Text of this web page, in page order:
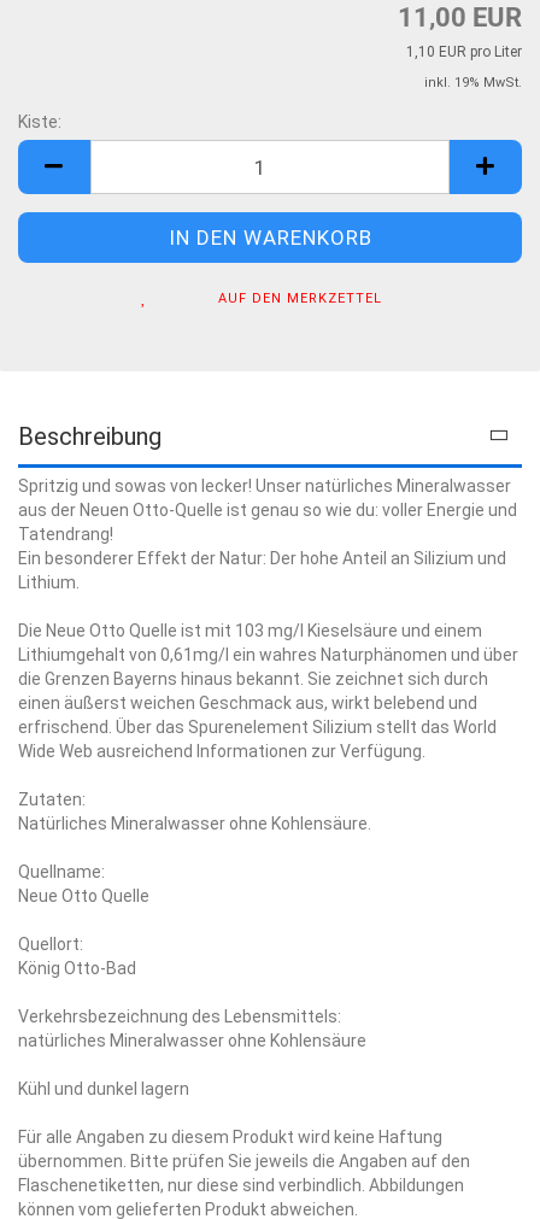
11,00 EUR
1,10 EUR pro Liter
inkl. 19% MwSt.
Kiste:
Kiste
AUF DEN MERKZETTEL
Beschreibung
Spritzig und sowas von lecker! Unser natürliches Mineralwasser
aus der Neuen Otto-Quelle ist genau so wie du: voller Energie und
Tatendrang!
Ein besonderer Effekt der Natur: Der hohe Anteil an Silizium und
Lithium.
Die Neue Otto Quelle ist mit 103 mg/l Kieselsäure und einem
Lithiumgehalt von 0,61mg/l ein wahres Naturphänomen und über
die Grenzen Bayerns hinaus bekannt. Sie zeichnet sich durch
einen äußerst weichen Geschmack aus, wirkt belebend und
erfrischend. Über das Spurenelement Silizium stellt das World
Wide Web ausreichend Informationen zur Verfügung.
Zutaten:
Natürliches Mineralwasser ohne Kohlensäure.
Quellname:
Neue Otto Quelle
Quellort:
König Otto-Bad
Verkehrsbezeichnung des Lebensmittels:
natürliches Mineralwasser ohne Kohlensäure
Kühl und dunkel lagern
Für alle Angaben zu diesem Produkt wird keine Haftung
übernommen. Bitte prüfen Sie jeweils die Angaben auf den
Flaschenetiketten, nur diese sind verbindlich. Abbildungen
können vom gelieferten Produkt abweichen.